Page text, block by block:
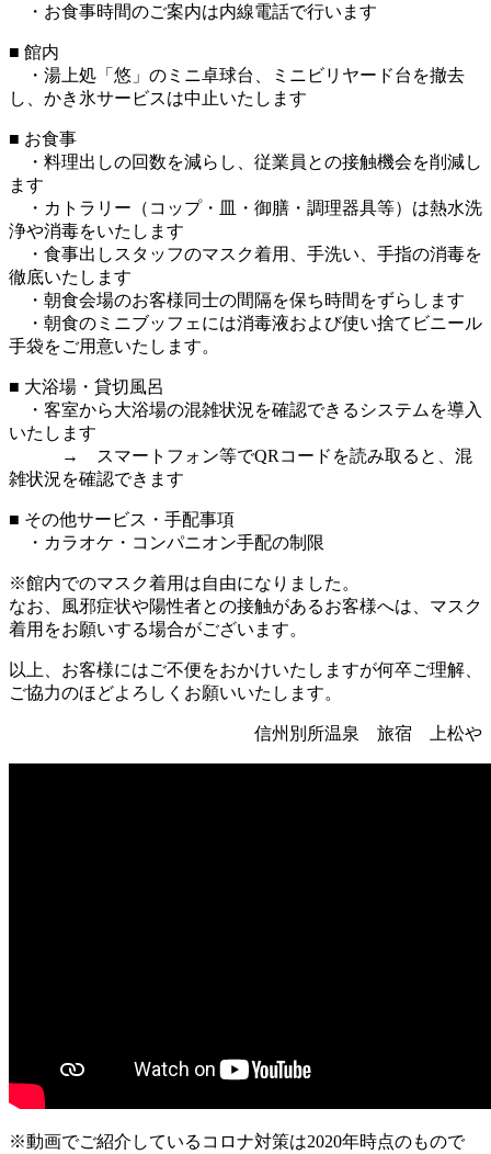
・お食事時間のご案内は内線電話で行います
■ 館内
・湯上処「悠」のミニ卓球台、ミニビリヤード台を撤去
し、かき氷サービスは中止いたします
■ お食事
・料理出しの回数を減らし、従業員との接触機会を削減し
ます
・カトラリー（コップ・皿・御膳・調理器具等）は熱水洗
浄や消毒をいたします
・食事出しスタッフのマスク着用、手洗い、手指の消毒を
徹底いたします
・朝食会場のお客様同士の間隔を保ち時間をずらします
・朝食のミニブッフェには消毒液および使い捨てビニール
手袋をご用意いたします。
■ 大浴場・貸切風呂
・客室から大浴場の混雑状況を確認できるシステムを導入
いたします
→ スマートフォン等でQRコードを読み取ると、混
雑状況を確認できます
■ その他サービス・手配事項
・カラオケ・コンパニオン手配の制限
※館内でのマスク着用は自由になりました。
なお、風邪症状や陽性者との接触があるお客様へは、マスク
着用をお願いする場合がございます。
以上、お客様にはご不便をおかけいたしますが何卒ご理解、
ご協力のほどよろしくお願いいたします。
信州別所温泉 旅宿 上松や
※動画でご紹介しているコロナ対策は2020年時点のもので